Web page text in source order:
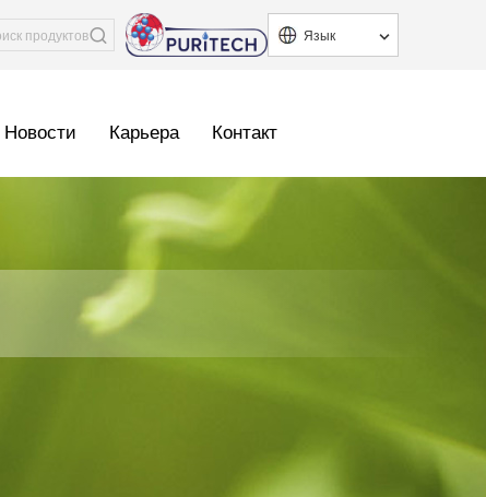
Язык
Новости Карьера Контакт